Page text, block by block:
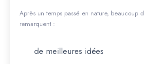
Après un temps passé en nature, beaucoup
remarquent :
de meilleures idées